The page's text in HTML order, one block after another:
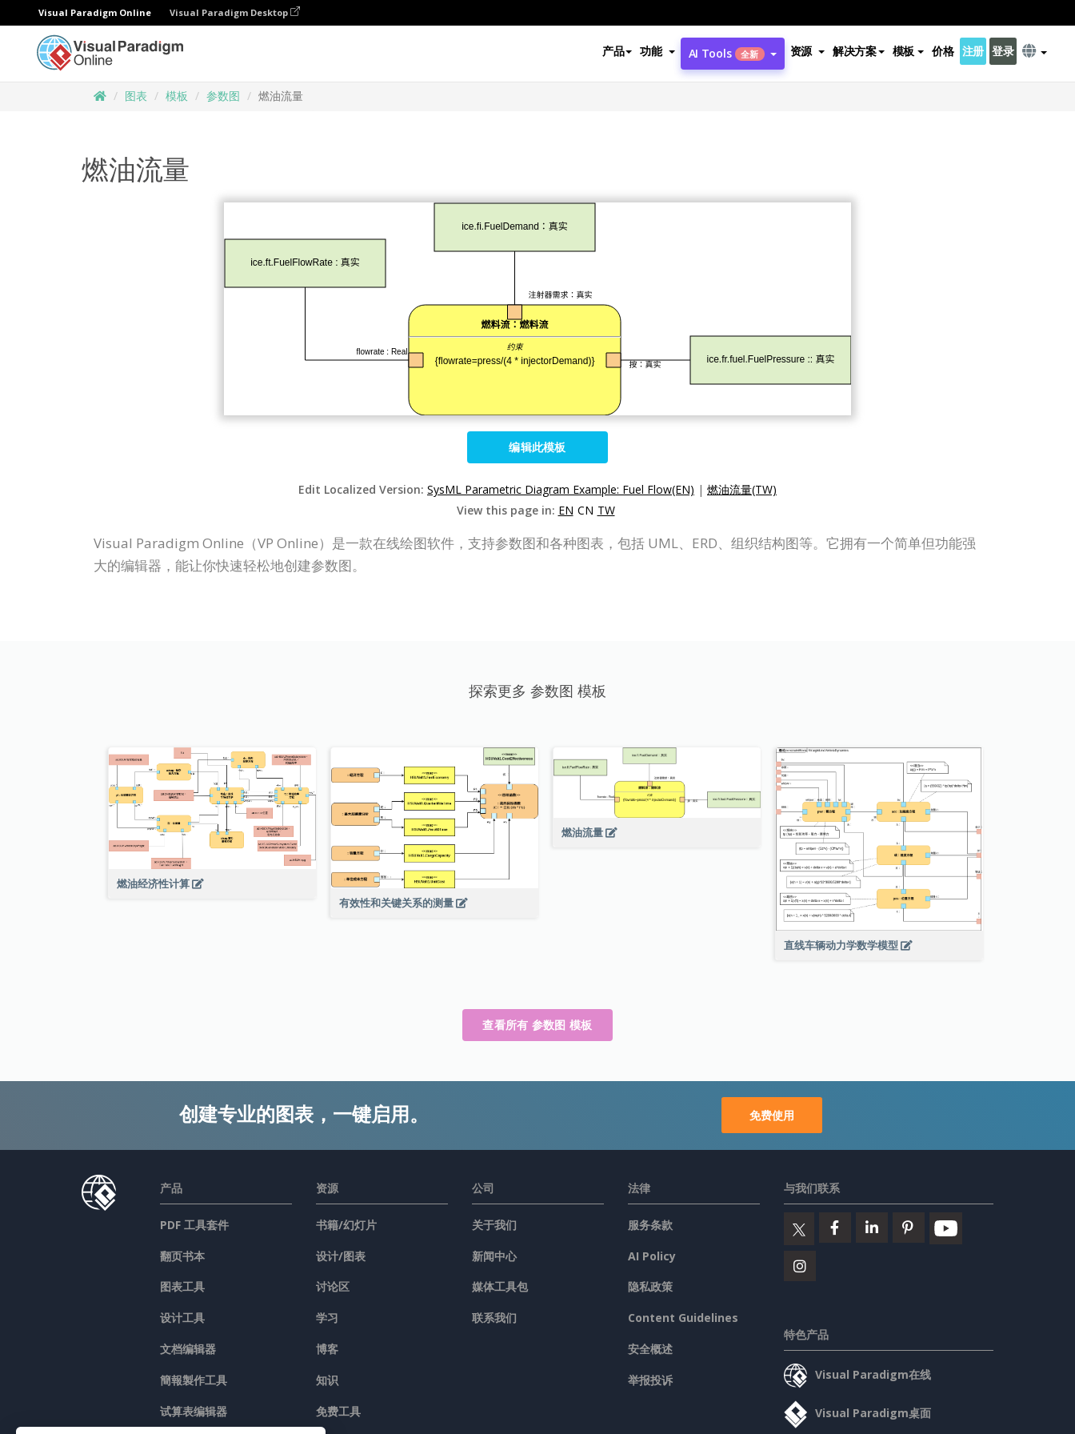
Visual Paradigm Online Visual Paradigm Desktop
产品 功能 AI Tools 全新 资源 解决方案 模板 价格 注册 登录
图表 模板 参数图 燃油流量
燃油流量
编辑此模板
Edit Localized Version: SysML Parametric Diagram Example: Fuel Flow(EN) | 燃油流量(TW)
View this page in: EN CN TW
Visual Paradigm Online（VP Online）是一款在线绘图软件，支持参数图和各种图表，包括 UML、ERD、组织结构图等。它拥有一个简单但功能强
大的编辑器，能让你快速轻松地创建参数图。
探索更多 参数图 模板
燃油经济性计算
有效性和关键关系的测量
燃油流量
直线车辆动力学数学模型
查看所有 参数图 模板
创建专业的图表，一键启用。 免费使用
产品
PDF 工具套件
翻页书本
图表工具
设计工具
文档编辑器
簡報製作工具
试算表编辑器
资源
书籍/幻灯片
设计/图表
讨论区
学习
博客
知识
免费工具
公司
关于我们
新闻中心
媒体工具包
联系我们
法律
服务条款
AI Policy
隐私政策
Content Guidelines
安全概述
举报投诉
与我们联系
特色产品
Visual Paradigm在线
Visual Paradigm桌面